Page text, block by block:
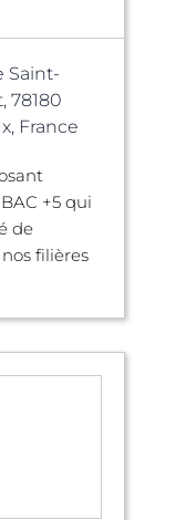
Saint-
78180
France
+5 qui
de
filières